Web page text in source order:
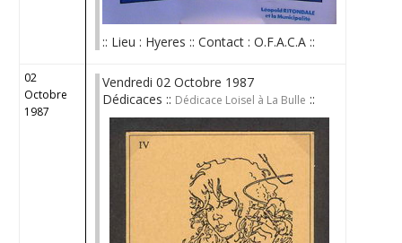
:: Lieu : Hyeres :: Contact : O.F.A.C.A ::
02
Octobre
1987
Vendredi 02 Octobre 1987
Dédicaces :: Dédicace Loisel à La Bulle ::